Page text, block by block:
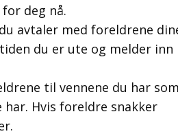
deg nå.
avtaler med foreldrene
du er ute og melder inn
til vennene du har
Hvis foreldre snakker